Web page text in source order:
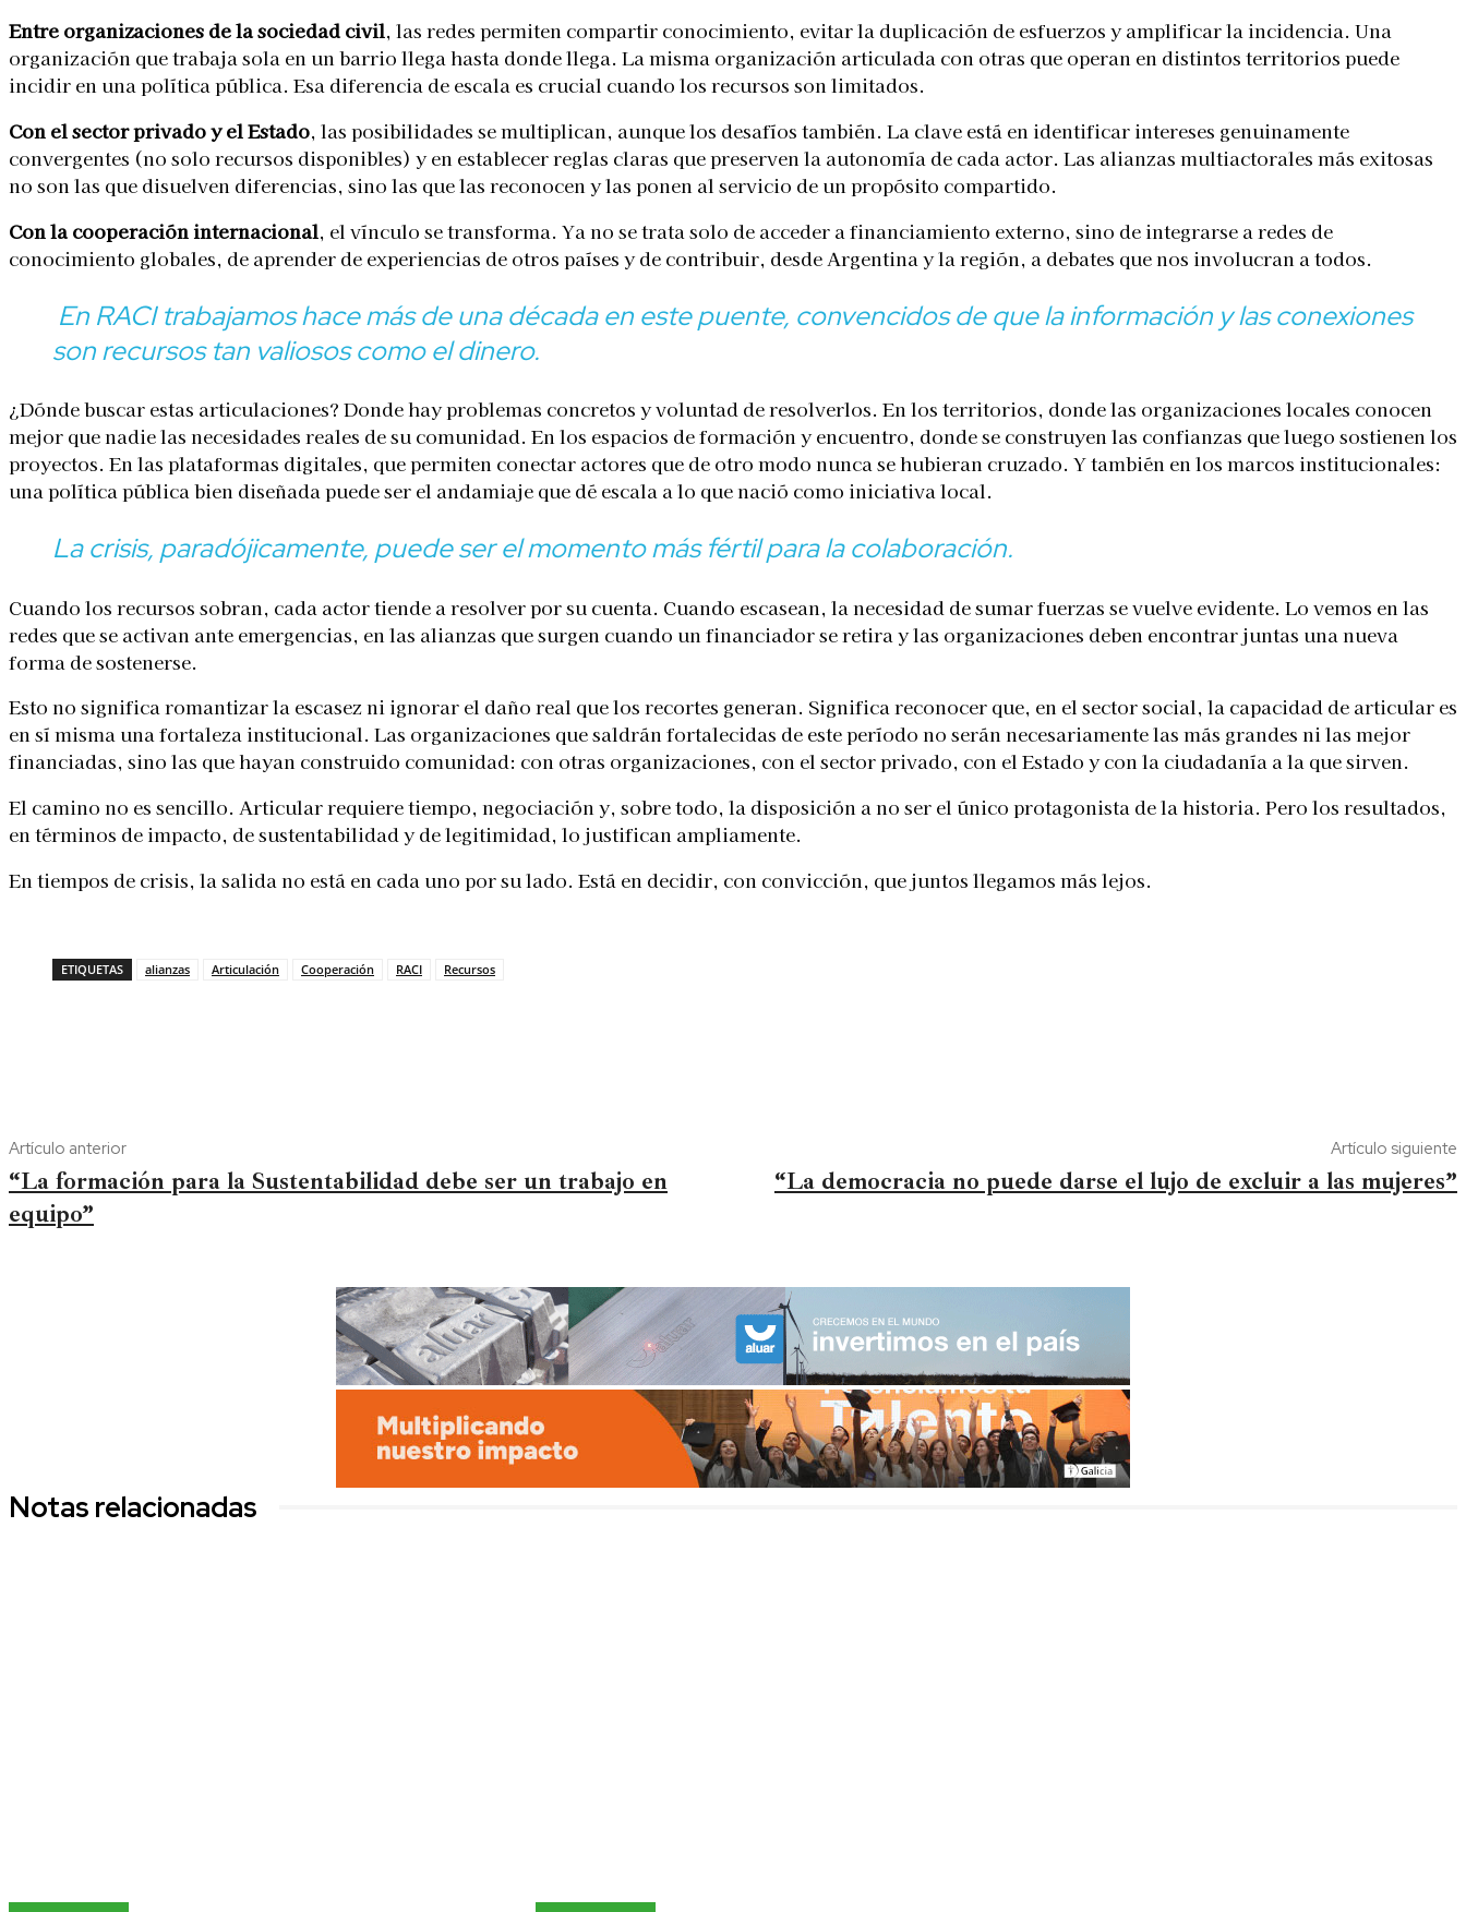
Entre organizaciones de la sociedad civil, las redes permiten compartir conocimiento, evitar la duplicación de esfuerzos y amplificar la incidencia. Una
organización que trabaja sola en un barrio llega hasta donde llega. La misma organización articulada con otras que operan en distintos territorios puede
incidir en una política pública. Esa diferencia de escala es crucial cuando los recursos son limitados.
Con el sector privado y el Estado, las posibilidades se multiplican, aunque los desafíos también. La clave está en identificar intereses genuinamente
convergentes (no solo recursos disponibles) y en establecer reglas claras que preserven la autonomía de cada actor. Las alianzas multiactorales más exitosas
no son las que disuelven diferencias, sino las que las reconocen y las ponen al servicio de un propósito compartido.
Con la cooperación internacional, el vínculo se transforma. Ya no se trata solo de acceder a financiamiento externo, sino de integrarse a redes de
conocimiento globales, de aprender de experiencias de otros países y de contribuir, desde Argentina y la región, a debates que nos involucran a todos.
En RACI trabajamos hace más de una década en este puente, convencidos de que la información y las conexiones
son recursos tan valiosos como el dinero.
¿Dónde buscar estas articulaciones? Donde hay problemas concretos y voluntad de resolverlos. En los territorios, donde las organizaciones locales conocen
mejor que nadie las necesidades reales de su comunidad. En los espacios de formación y encuentro, donde se construyen las confianzas que luego sostienen los
proyectos. En las plataformas digitales, que permiten conectar actores que de otro modo nunca se hubieran cruzado. Y también en los marcos institucionales:
una política pública bien diseñada puede ser el andamiaje que dé escala a lo que nació como iniciativa local.
La crisis, paradójicamente, puede ser el momento más fértil para la colaboración.
Cuando los recursos sobran, cada actor tiende a resolver por su cuenta. Cuando escasean, la necesidad de sumar fuerzas se vuelve evidente. Lo vemos en las
redes que se activan ante emergencias, en las alianzas que surgen cuando un financiador se retira y las organizaciones deben encontrar juntas una nueva
forma de sostenerse.
Esto no significa romantizar la escasez ni ignorar el daño real que los recortes generan. Significa reconocer que, en el sector social, la capacidad de articular es
en sí misma una fortaleza institucional. Las organizaciones que saldrán fortalecidas de este período no serán necesariamente las más grandes ni las mejor
financiadas, sino las que hayan construido comunidad: con otras organizaciones, con el sector privado, con el Estado y con la ciudadanía a la que sirven.
El camino no es sencillo. Articular requiere tiempo, negociación y, sobre todo, la disposición a no ser el único protagonista de la historia. Pero los resultados,
en términos de impacto, de sustentabilidad y de legitimidad, lo justifican ampliamente.
En tiempos de crisis, la salida no está en cada uno por su lado. Está en decidir, con convicción, que juntos llegamos más lejos.
ETIQUETAS alianzas Articulación Cooperación RACI Recursos
Artículo anterior
“La formación para la Sustentabilidad debe ser un trabajo en
equipo”
Artículo siguiente
“La democracia no puede darse el lujo de excluir a las mujeres”
Notas relacionadas